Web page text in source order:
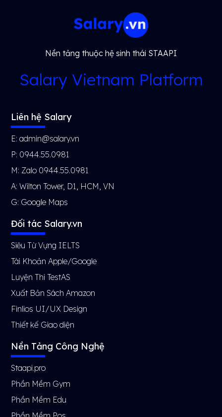
Nền tảng thuộc hệ sinh thái STAAPI
Salary Vietnam Platform
Liên hệ Salary
E: admin@salary.vn
P: 0944.55.0981
M: Zalo 0944.55.0981
A: Wilton Tower, D1, HCM, VN
G: Google Maps
Đối tác Salary.vn
Siêu Từ Vựng IELTS
Tài Khoản Apple/Google
Luyện Thi TestAS
Xuất Bản Sách Amazon
Finlios UI/UX Design
Thiết kế Giao diện
Nền Tảng Công Nghệ
Staapi.pro
Phần Mềm Gym
Phần Mềm Edu